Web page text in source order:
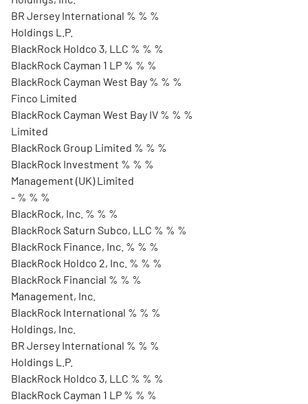
BR Jersey International % % %
Holdings L.P.
BlackRock Holdco 3, LLC % % %
BlackRock Cayman 1 LP % % %
BlackRock Cayman West Bay % % %
Finco Limited
BlackRock Cayman West Bay IV % % %
Limited
BlackRock Group Limited % % %
BlackRock Investment % % %
Management (UK) Limited
- % % %
BlackRock, Inc. % % %
BlackRock Saturn Subco, LLC % % %
BlackRock Finance, Inc. % % %
BlackRock Holdco 2, Inc. % % %
BlackRock Financial % % %
Management, Inc.
BlackRock International % % %
Holdings, Inc.
BR Jersey International % % %
Holdings L.P.
BlackRock Holdco 3, LLC % % %
BlackRock Cayman 1 LP % % %